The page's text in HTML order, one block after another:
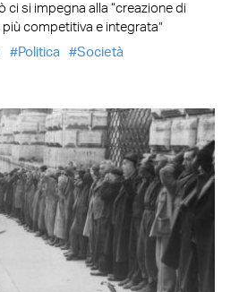
ci si impegna alla “creazione di
competitiva e integrata”
Politica Società